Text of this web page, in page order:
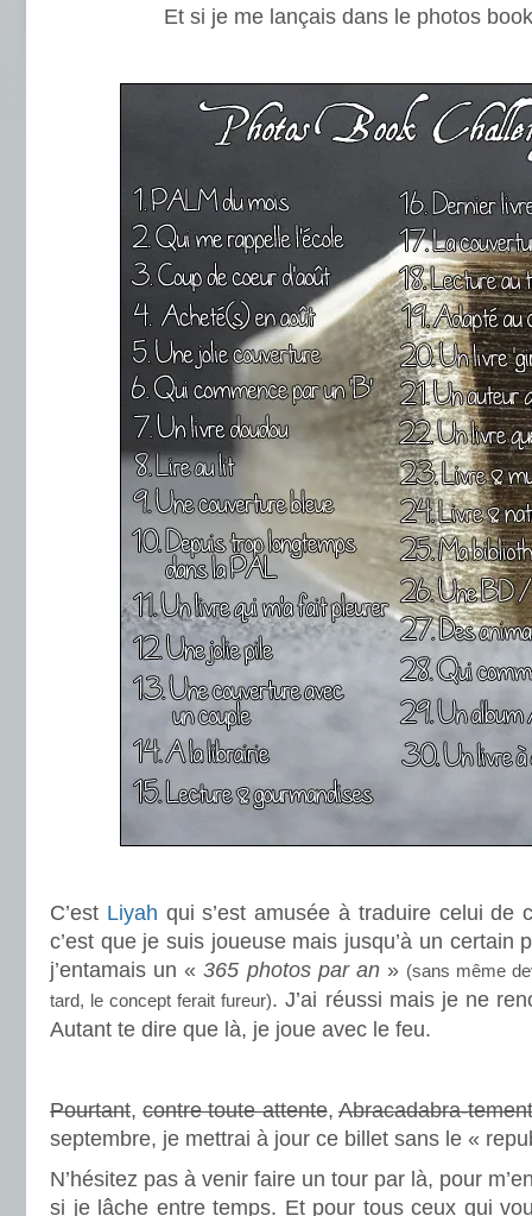
Et si je me lançais dans le photos
C’est Liyah qui s’est amusée à traduire celui de
c’est que je suis joueuse mais jusqu’à un certain
j’entamais un « 365 photos par an» (sans même
tard, le concept ferait fureur). J’ai réussi mais je ne
Autant te dire que là, je joue avec le feu.
Pourtant,contre toute attente,Abracadabra-tement
septembre, je mettrai à jour ce billet sans le «
N’hésitez pas à venir faire un tour par là, pour
si je lâche entre temps. Et pour tous ceux qui